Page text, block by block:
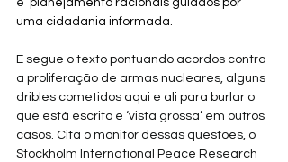
e planejamento racionais guiados por
uma cidadania informada.
E segue o texto pontuando acordos contra
a proliferação de armas nucleares, alguns
dribles cometidos aqui e ali para burlar o
que está escrito e ‘vista grossa’ em outros
casos. Cita o monitor dessas questões, o
Stockholm International Peace Research